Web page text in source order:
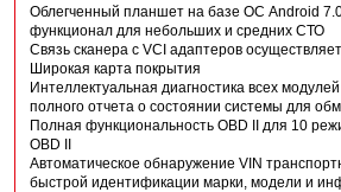
Облегченный планшет на базе ОС Android
функционал для небольших и средних СТО
Связь сканера с VCI адаптеров
Широкая карта покрытия
Интеллектуальная диагностика всех
полного отчета о состоянии системы для
Полная функциональность OBD II для 10
OBD II
Автоматическое обнаружение VIN
быстрой идентификации марки, модели и